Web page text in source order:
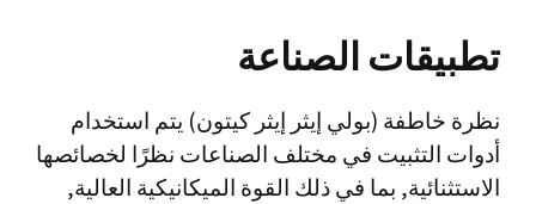
تطبيقات الصناعة
نظرة خاطفة (بولي إيثر إيثر كيتون) يتم استخدام
أدوات التثبيت في مختلف الصناعات نظرًا لخصائصها
الاستثنائية, بما في ذلك القوة الميكانيكية العالية,